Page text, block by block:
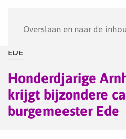
Overslaan en naar de
EDE
Honderdjarige
krijgt bijzondere
burgemeester Ede